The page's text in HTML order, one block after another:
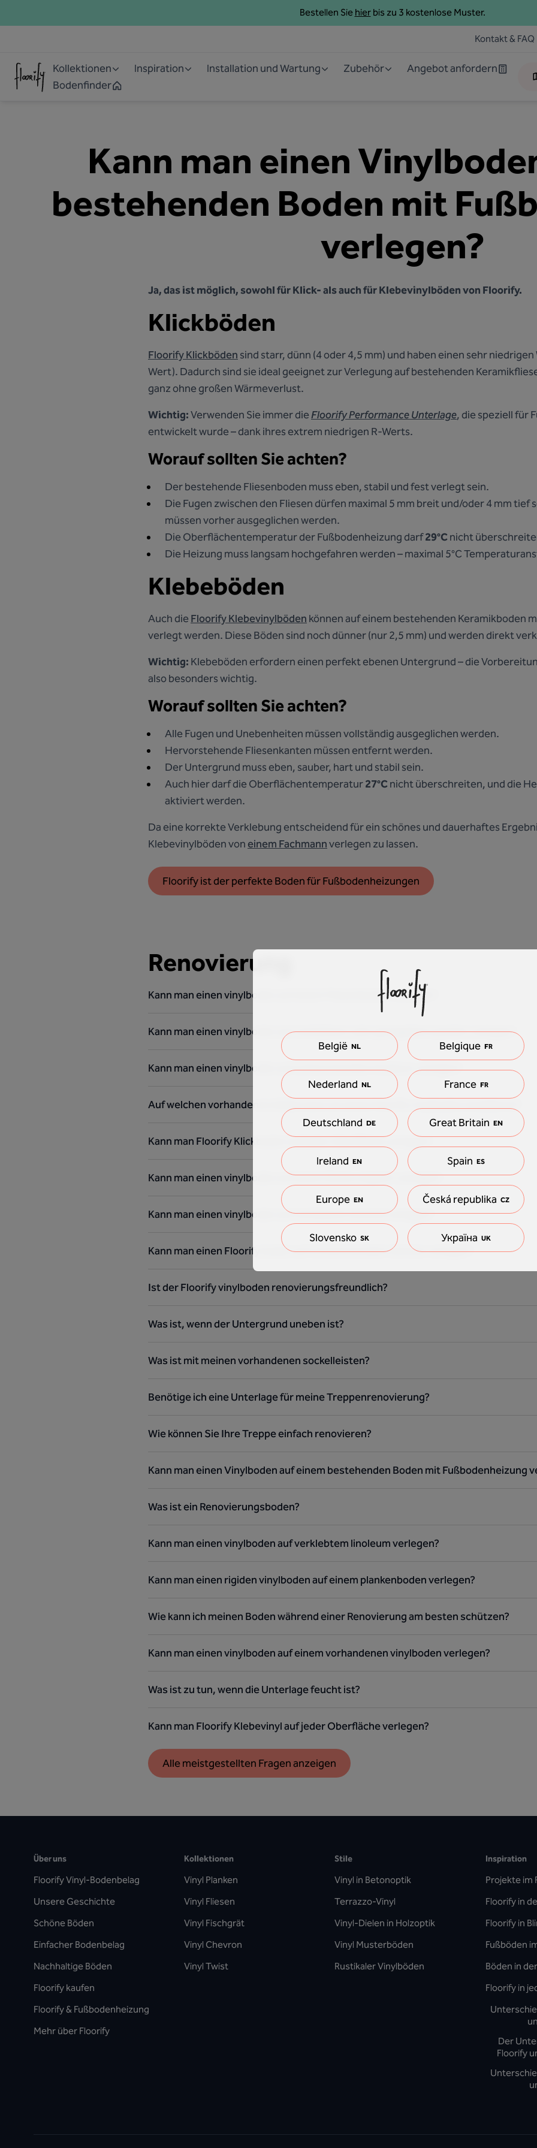
Bestellen Sie hierbis zu 3 kostenlose Muster.
Kontakt & FAQ
Kollektionen Inspiration Installation und Wartung Zubehör
Angebot anfordern
Bodenfinder
Kann man einen
bestehenden Boden mit
verlegen?
Ja, das ist möglich, sowohl für Klick- als auch für Klebevinylböden von Floorify.
Klickböden
Floorify Klickböden sind starr, dünn (4 oder 4,5 mm) und haben einen sehr
Wert). Dadurch sind sie ideal geeignet zur Verlegung auf bestehenden
ganz ohne großen Wärmeverlust.
Wichtig:Verwenden Sie immer dieFloorify Performance Unterlage, die speziell für
entwickelt wurde – dank ihres extrem niedrigen R-Werts.
Worauf sollten Sie achten?
Der bestehende Fliesenboden muss eben, stabil und fest verlegt sein.
Die Fugen zwischen den Fliesen dürfen maximal 5 mm breit und/oder 4 mm tief
müssen vorher ausgeglichen werden.
Die Oberflächentemperatur der Fußbodenheizung darf29°Cnicht
Die Heizung muss langsam hochgefahren werden – maximal 5°C
Klebeböden
Auch dieFloorify Klebevinylböden können auf einem bestehenden Keramikboden
verlegt werden. Diese Böden sind noch dünner (nur 2,5 mm) und werden direkt
Wichtig: Klebeböden erfordern einen perfekt ebenen Untergrund – die
also besonders wichtig.
Worauf sollten Sie achten?
Alle Fugen und Unebenheiten müssen vollständig ausgeglichen werden.
Hervorstehende Fliesenkanten müssen entfernt werden.
Der Untergrund muss eben, sauber, hart und stabil sein.
Auch hier darf die Oberflächentemperatur27°Cnicht überschreiten, und die
aktiviert werden.
Da eine korrekte Verklebung entscheidend für ein schönes und dauerhaftes
Klebevinylböden von einem Fachmannverlegen zu lassen.
Floorify ist der perfekte Boden für Fußbodenheizungen
Renovierung
Kann man einen vinylboden auf einem Fliesenboden verlegen?
Kann man einen vinylboden auf verklebtem oder genageltem parkett verlegen?
Kann man einen vinylboden auf schiwmmendem linoleum verlegen?
Auf welchen vorhandenen böden kann ich einen Floorify vinylboden installieren?
Kann man Floorify Klickboden auf jeder Oberfläche verlegen?
Kann man einen vinylboden auf einem festen teppich verlegen?
Kann man einen vinylboden auf verklebtem laminat verlegen?
Kann man einen Floorify boden auf schwimmendem laminat verlegen?
Ist der Floorify vinylboden renovierungsfreundlich?
Was ist, wenn der Untergrund uneben ist?
Was ist mit meinen vorhandenen sockelleisten?
Benötige ich eine Unterlage für meine Treppenrenovierung?
Wie können Sie Ihre Treppe einfach renovieren?
Kann man einen Vinylboden auf einem bestehenden Boden mit Fußbodenheizung
Was ist ein Renovierungsboden?
Kann man einen vinylboden auf verklebtem linoleum verlegen?
Kann man einen rigiden vinylboden auf einem plankenboden verlegen?
Wie kann ich meinen Boden während einer Renovierung am besten schützen?
Kann man einen vinylboden auf einem vorhandenen vinylboden verlegen?
Was ist zu tun, wenn die Unterlage feucht ist?
Kann man Floorify Klebevinyl auf jeder Oberfläche verlegen?
Alle meistgestellten Fragen anzeigen
Über uns
Floorify Vinyl-Bodenbelag
Unsere Geschichte
Schöne Böden
Einfacher Bodenbelag
Nachhaltige Böden
Floorify kaufen
Floorify & Fußbodenheizung
Mehr über Floorify
Kollektionen
Vinyl Planken
Vinyl Fliesen
Vinyl Fischgrät
Vinyl Chevron
Vinyl Twist
Stile
Vinyl in Betonoptik
Terrazzo-Vinyl
Vinyl-Dielen in Holzoptik
Vinyl Musterböden
Rustikaler Vinylböden
Inspiration
Projekte im
Floorify in
Floorify in
Fußböden
Böden in
Floorify in
Der
Floorify
België NL Belgique FR
Nederland NL France FR
Deutschland DE Great Britain EN
Ireland EN Spain ES
Europe EN Česká republika CZ
Slovensko SK Україна UK